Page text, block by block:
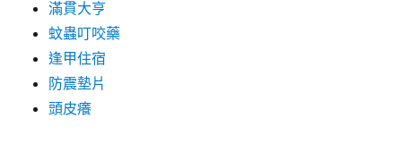
滿貫大亨
蚊蟲叮咬藥
逢甲住宿
防震墊片
頭皮癢